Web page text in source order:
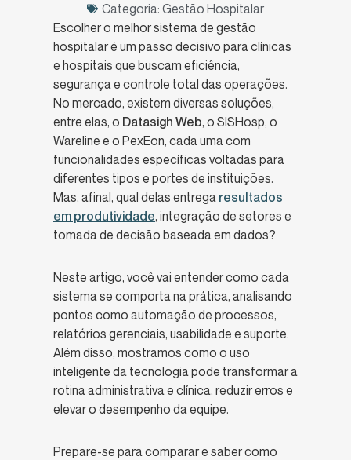
Categoria: Gestão Hospitalar
Escolher o melhor sistema de gestão
hospitalar é um passo decisivo para clínicas
e hospitais que buscam eficiência,
segurança e controle total das operações.
No mercado, existem diversas soluções,
entre elas, o Datasigh Web, o SISHosp, o
Wareline e o PexEon, cada uma com
funcionalidades específicas voltadas para
diferentes tipos e portes de instituições.
Mas, afinal, qual delas entrega resultados
em produtividade, integração de setores e
tomada de decisão baseada em dados?
Neste artigo, você vai entender como cada
sistema se comporta na prática, analisando
pontos como automação de processos,
relatórios gerenciais, usabilidade e suporte.
Além disso, mostramos como o uso
inteligente da tecnologia pode transformar a
rotina administrativa e clínica, reduzir erros e
elevar o desempenho da equipe.
Prepare-se para comparar e saber como